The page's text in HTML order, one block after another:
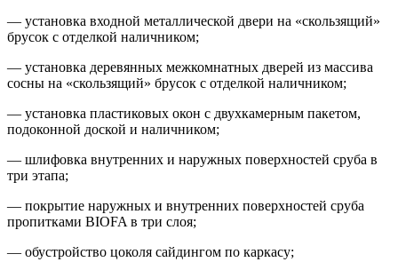
— установка входной металлической двери на «скользящий»
брусок с отделкой наличником;
— установка деревянных межкомнатных дверей из массива
сосны на «скользящий» брусок с отделкой наличником;
— установка пластиковых окон с двухкамерным пакетом,
подоконной доской и наличником;
— шлифовка внутренних и наружных поверхностей сруба в
три этапа;
— покрытие наружных и внутренних поверхностей сруба
пропитками BIOFA в три слоя;
— обустройство цоколя сайдингом по каркасу;